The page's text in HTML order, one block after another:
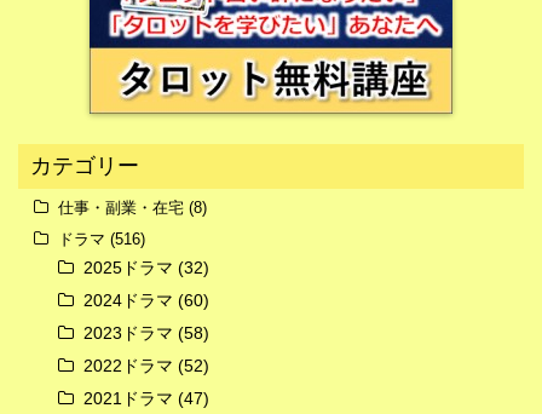
カテゴリー
仕事・副業・在宅 (8)
ドラマ (516)
2025ドラマ (32)
2024ドラマ (60)
2023ドラマ (58)
2022ドラマ (52)
2021ドラマ (47)